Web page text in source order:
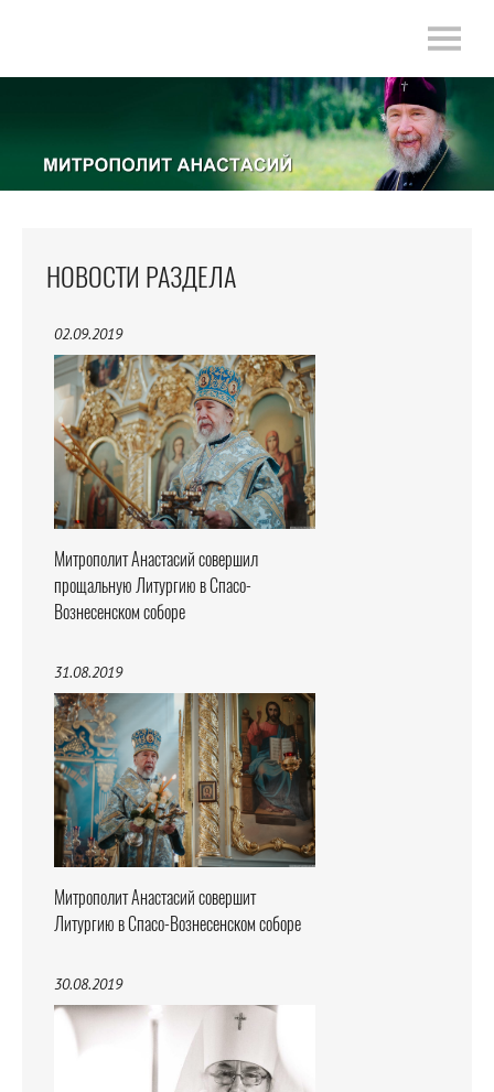
НОВОСТИ РАЗДЕЛА
02.09.2019
Митрополит Анастасий совершил
прощальную Литургию в Спасо-
Вознесенском соборе
31.08.2019
Митрополит Анастасий совершит
Литургию в Спасо-Вознесенском соборе
30.08.2019